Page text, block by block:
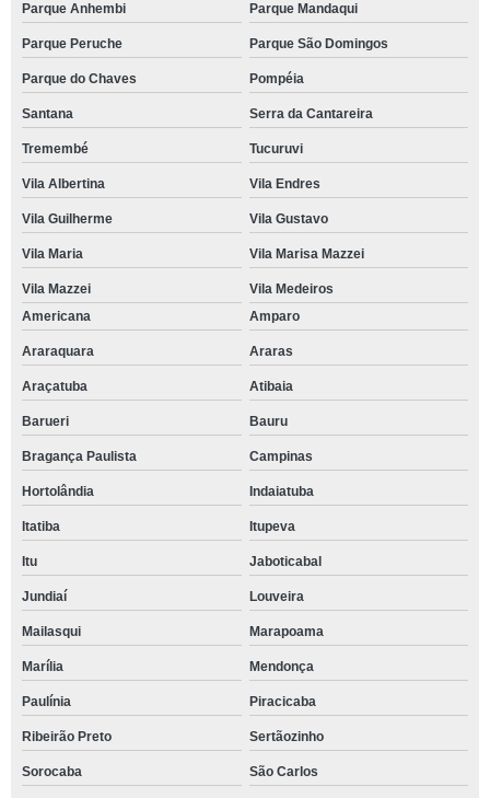
Parque Anhembi Parque Mandaqui
Parque Peruche Parque São Domingos
Parque do Chaves Pompéia
Santana Serra da Cantareira
Tremembé Tucuruvi
Vila Albertina Vila Endres
Vila Guilherme Vila Gustavo
Vila Maria Vila Marisa Mazzei
Vila Mazzei
Vila Medeiros
Americana
Amparo
Araraquara Araras
Araçatuba Atibaia
Barueri Bauru
Bragança Paulista Campinas
Hortolândia Indaiatuba
Itatiba Itupeva
Itu Jaboticabal
Jundiaí Louveira
Mailasqui Marapoama
Marília Mendonça
Paulínia Piracicaba
Ribeirão Preto Sertãozinho
Sorocaba São Carlos